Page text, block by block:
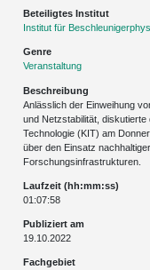
Beteiligtes Institut
Institut für
Genre
Veranstaltung
Beschreibung
Anlässlich der Einweihung
und Netzstabilität,
Technologie (KIT) am
über den Einsatz
Forschungsinfrastrukturen.
Laufzeit (hh:mm:ss)
01:07:58
Publiziert am
19.10.2022
Fachgebiet